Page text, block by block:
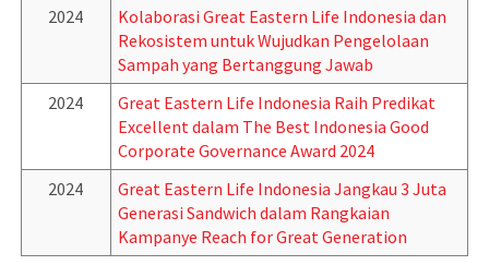
2024
Kolaborasi Great Eastern Life Indonesia dan
Rekosistem untuk Wujudkan Pengelolaan
Sampah yang Bertanggung Jawab
2024
Great Eastern Life Indonesia Raih Predikat
Excellent dalam The Best Indonesia Good
Corporate Governance Award 2024
2024
Great Eastern Life Indonesia Jangkau 3 Juta
Generasi Sandwich dalam Rangkaian
Kampanye Reach for Great Generation